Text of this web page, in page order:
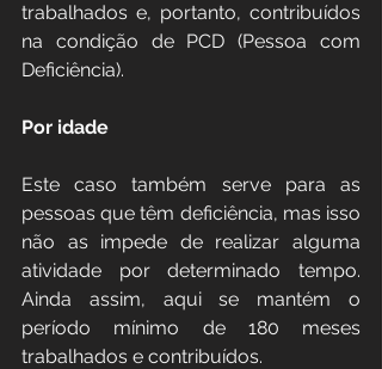
trabalhados e, portanto, contribuídos
na condição de PCD (Pessoa com
Deficiência).
Por idade
Este caso também serve para as
pessoas que têm deficiência, mas isso
não as impede de realizar alguma
atividade por determinado tempo.
Ainda assim, aqui se mantém o
período mínimo de 180 meses
trabalhados e contribuídos.